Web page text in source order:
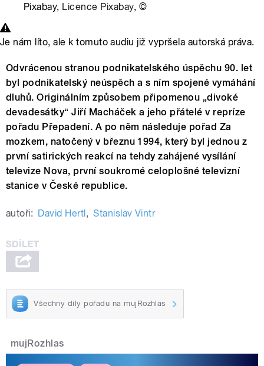
Pixabay, Licence Pixabay, ©
Je nám líto, ale k tomuto audiu již vypršela autorská práva.
Odvrácenou stranou podnikatelského úspěchu 90. let
byl podnikatelský neúspěch a s ním spojené vymáhání
dluhů. Originálním způsobem připomenou „divoké
devadesátky“ Jiří Macháček a jeho přátelé v repríze
pořadu Přepadení. A po něm následuje pořad Za
mozkem, natočený v březnu 1994, který byl jednou z
první satirických reakcí na tehdy zahájené vysílání
televize Nova, první soukromé celoplošné televizní
stanice v České republice.
autoři: David Hertl, Stanislav Vintr
Všechny díly pořadu na mujRozhlas
mujRozhlas